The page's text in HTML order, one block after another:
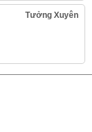
Tưởng Xuyên